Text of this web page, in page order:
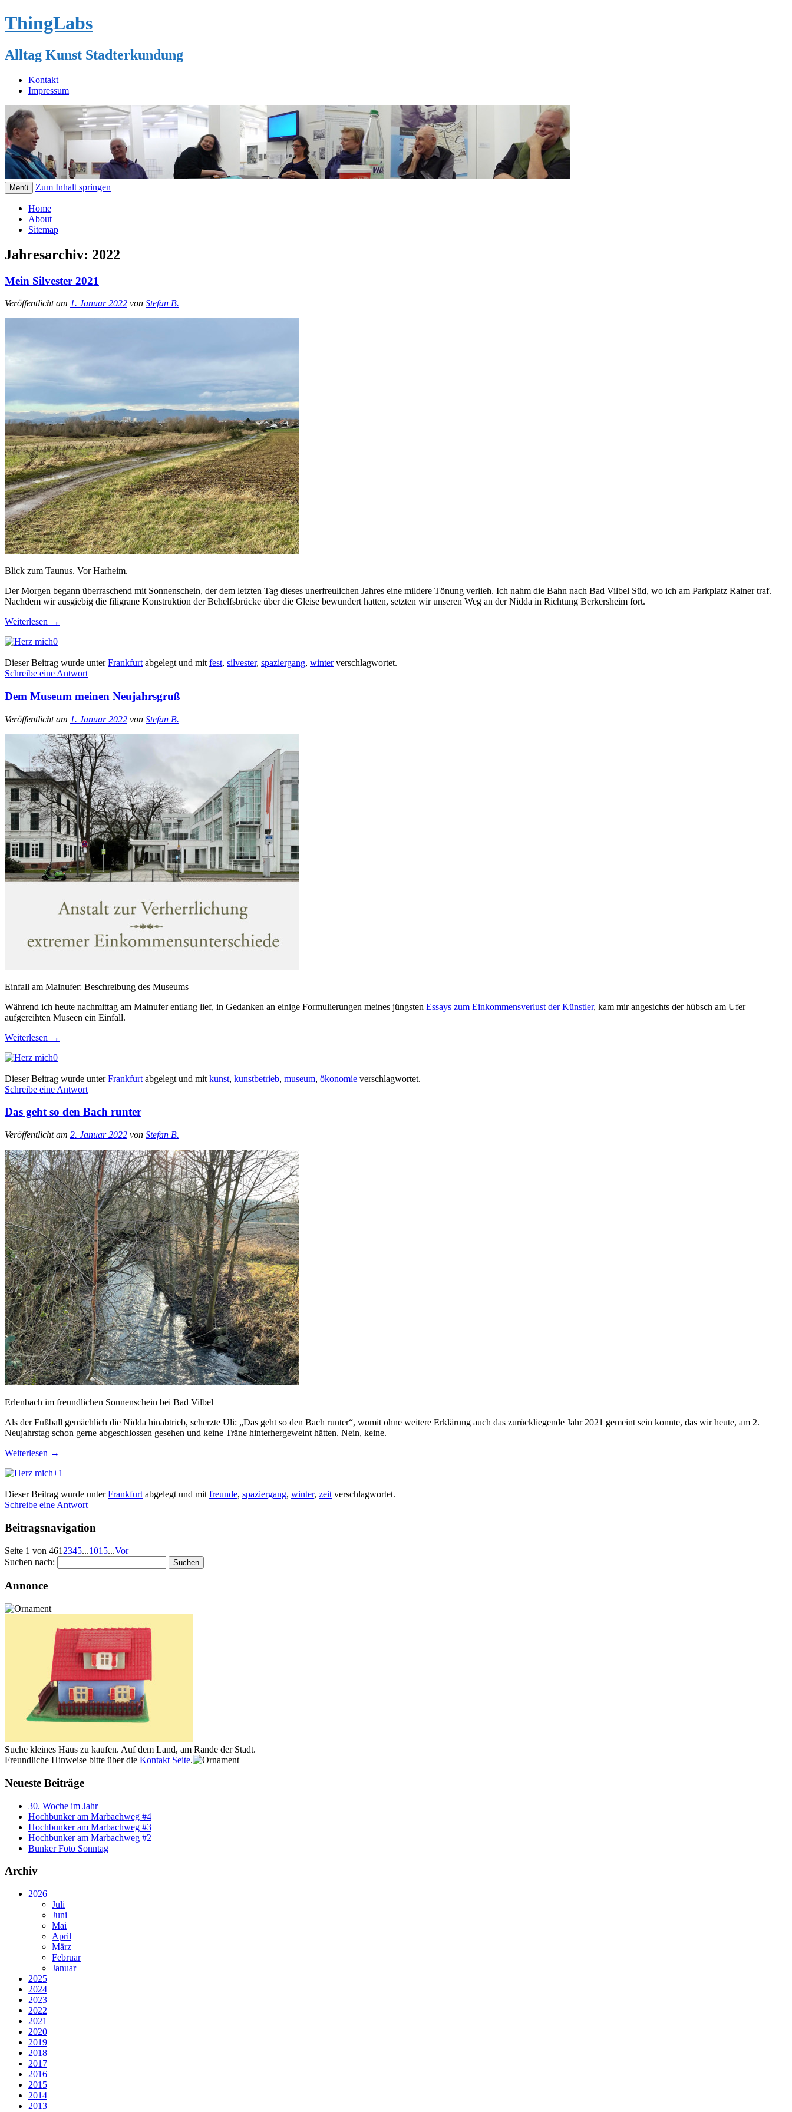
ThingLabs
Alltag Kunst Stadterkundung
Kontakt
Impressum
Menü Zum Inhalt springen
Home
About
Sitemap
Jahresarchiv: 2022
Mein Silvester 2021
Veröffentlicht am 1. Januar 2022 von Stefan B.
Blick zum Taunus. Vor Harheim.
Der Morgen begann überraschend mit Sonnenschein, der dem letzten Tag dieses unerfreulichen Jahres eine mildere Tönung verlieh. Ich nahm die Bahn nach Bad Vilbel Süd, wo ich am Parkplatz Rainer traf.
Nachdem wir ausgiebig die filigrane Konstruktion der Behelfsbrücke über die Gleise bewundert hatten, setzten wir unseren Weg an der Nidda in Richtung Berkersheim fort.
Weiterlesen →
0
Dieser Beitrag wurde unterFrankfurt abgelegt und mit fest, silvester, spaziergang, winterverschlagwortet.
Schreibe eine Antwort
Dem Museum meinen Neujahrsgruß
Veröffentlicht am 1. Januar 2022 von Stefan B.
Einfall am Mainufer: Beschreibung des Museums
Während ich heute nachmittag am Mainufer entlang lief, in Gedanken an einige Formulierungen meines jüngsten Essays zum Einkommensverlust der Künstler, kam mir angesichts der hübsch am Ufer
aufgereihten Museen ein Einfall.
Weiterlesen →
0
Dieser Beitrag wurde unterFrankfurt abgelegt und mit kunst, kunstbetrieb, museum, ökonomie verschlagwortet.
Schreibe eine Antwort
Das geht so den Bach runter
Veröffentlicht am 2. Januar 2022 von Stefan B.
Erlenbach im freundlichen Sonnenschein bei Bad Vilbel
Als der Fußball gemächlich die Nidda hinabtrieb, scherzte Uli: „Das geht so den Bach runter“, womit ohne weitere Erklärung auch das zurückliegende Jahr 2021 gemeint sein konnte, das wir heute, am 2.
Neujahrstag schon gerne abgeschlossen gesehen und keine Träne hinterhergeweint hätten. Nein, keine.
Weiterlesen →
+1
Dieser Beitrag wurde unterFrankfurt abgelegt und mit freunde, spaziergang, winter, zeit verschlagwortet.
Schreibe eine Antwort
Beitragsnavigation
Seite 1 von 461 2345...1015...Vor
Suchen nach:
Annonce
Suche kleines Haus zu kaufen. Auf dem Land, am Rande der Stadt.
Freundliche Hinweise bitte über die Kontakt Seite.
Neueste Beiträge
30. Woche im Jahr
Hochbunker am Marbachweg #4
Hochbunker am Marbachweg #3
Hochbunker am Marbachweg #2
Bunker Foto Sonntag
Archiv
2026
Juli
Juni
Mai
April
März
Februar
Januar
2025
2024
2023
2022
2021
2020
2019
2018
2017
2016
2015
2014
2013